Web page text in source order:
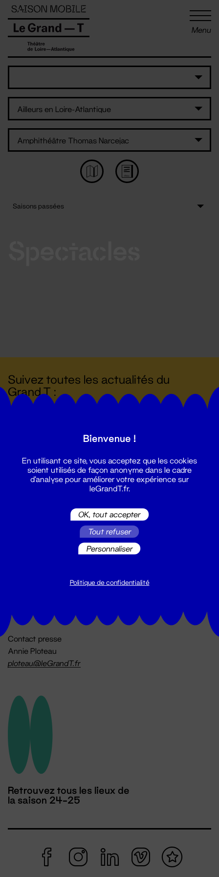
Menu
Suivez toutes les actualités du
Grand T :
billetterie@leGrandT.fr
Contact presse
Annie Ploteau
ploteau@leGrandT.fr
Retrouvez tous les lieux de
la saison 24-25
Panneau de gestion des cookies
Bienvenue !
En utilisant ce site, vous acceptez que les cookies
soient utilisés de façon anonyme dans le cadre
d'analyse pour améliorer votre expérience sur
leGrandT.fr.
OK, tout accepter
Tout refuser
Personnaliser
Politique de confidentialité